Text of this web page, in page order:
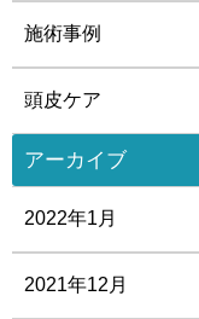
施術事例
頭皮ケア
アーカイブ
2022年1月
2021年12月